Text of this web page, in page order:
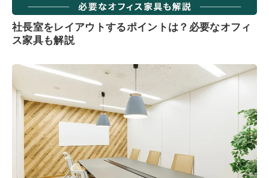
社長室をレイアウトするポイントは？必要なオフィ
ス家具も解説